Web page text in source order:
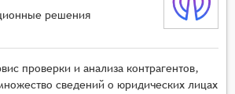
и автоматизировать процессы
данных: системы могут
различные способы
данных о контрагентах, такие как
решения
проверки и анализа контрагентов,
сведений о юридических лицах